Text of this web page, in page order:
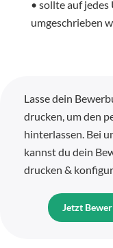
• sollte auf
umgeschrieben
Lasse dein
drucken, um den
hinterlassen. Bei
kannst du dein
drucken &
Jetzt